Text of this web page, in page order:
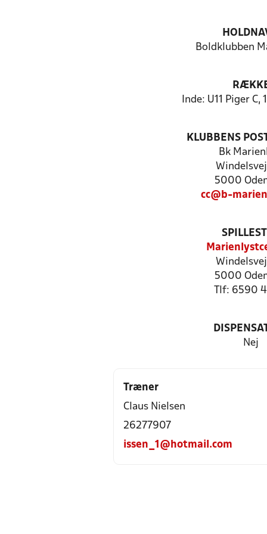
Boldklubben
Inde: U11 Piger
KLUBBENS
Bk
5000
cc@b-
5000
Tlf: 6590
Nej
Træner
Claus Nielsen
26277907
issen_1@hotmail.com